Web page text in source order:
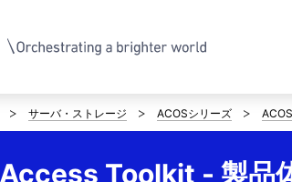
サーバ・ストレージ ACOSシリーズ
Toolkit - 製品